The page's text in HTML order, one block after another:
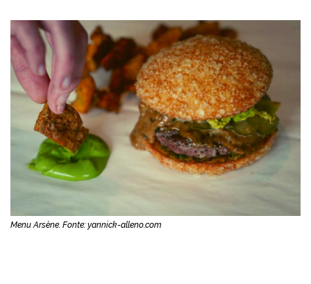
Menu Arsène. Fonte: yannick-alleno.com